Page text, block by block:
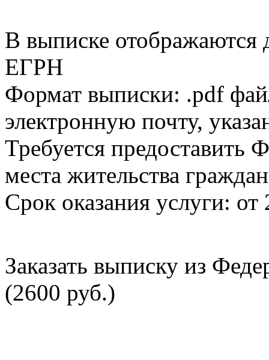
В выписке
ЕГРН
Формат выписки: .pdf
электронную почту,
Требуется
места жительства
Срок оказания услуги: от
Заказать выписку из
(2600 руб.)